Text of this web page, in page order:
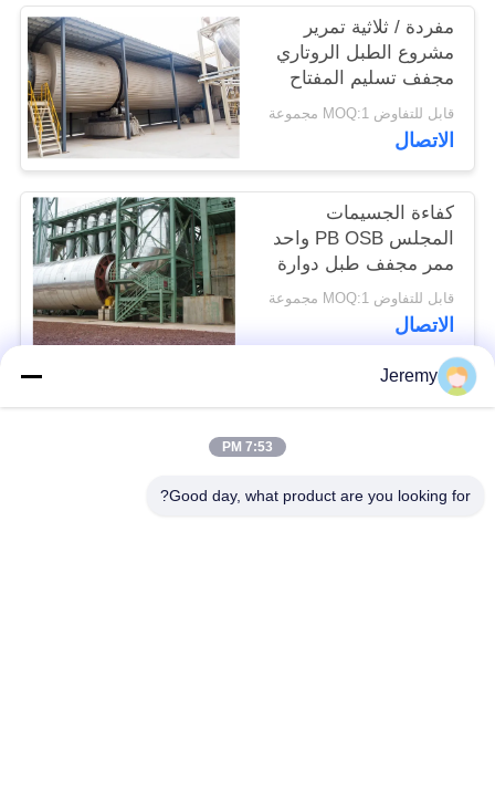
مفردة / ثلاثية تمرير
مشروع الطبل الروتاري
مجفف تسليم المفتاح
للجسيمات المجلس
قابل للتفاوض MOQ:1 مجموعة
الاتصال
كفاءة الجسيمات
المجلس PB OSB واحد
ممر مجفف طبل دوارة
قابل للتفاوض MOQ:1 مجموعة
الاتصال
فئات شعبية
خط إنتاج OSB
الجسيمات مجلس خط
Jeremy
7:53 PM
Good day, what product are you looking for?